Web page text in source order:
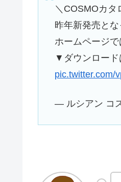
＼COSMOカタ
昨年新発売と
ホームページ
▼ダウンロード
pic.twitter.com/
— ルシアン コ